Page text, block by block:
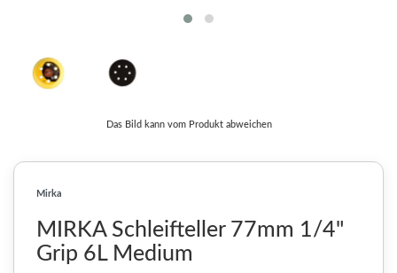
Das Bild kann vom Produkt abweichen
Mirka
MIRKA Schleifteller 77mm 1/4"
Grip 6L Medium